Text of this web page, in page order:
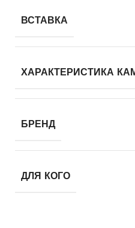
ВСТАВКА
ХАРАКТЕРИСТИКА
БРЕНД
ДЛЯ КОГО